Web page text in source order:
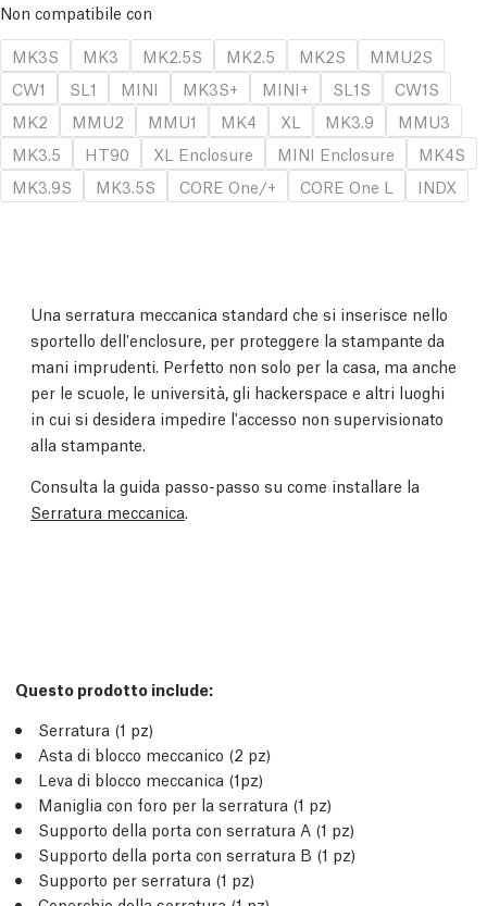
Non compatibile con
MK3S
MK3 MK2.5S MK2.5 MK2S
MMU2S
CW1
SL1 MINI MK3S+ MINI+ SL1S
CW1S
MK2
MMU2 MMU1 MK4 XL MK3.9
MMU3
MK3.5
HT90 XL Enclosure MINI Enclosure
MK4S
MK3.9S
MK3.5S CORE One/+ CORE One L INDX
Una serratura meccanica standard che si inserisce nello
sportello dell'enclosure, per proteggere la stampante da
mani imprudenti. Perfetto non solo per la casa, ma anche
per le scuole, le università, gli hackerspace e altri luoghi
in cui si desidera impedire l'accesso non supervisionato
alla stampante.
Consulta la guida passo-passo su come installare la
Serratura meccanica.
Questo prodotto include:
Serratura (1 pz)
Asta di blocco meccanico (2 pz)
Leva di blocco meccanica (1pz)
Maniglia con foro per la serratura (1 pz)
Supporto della porta con serratura A (1 pz)
Supporto della porta con serratura B (1 pz)
Supporto per serratura (1 pz)